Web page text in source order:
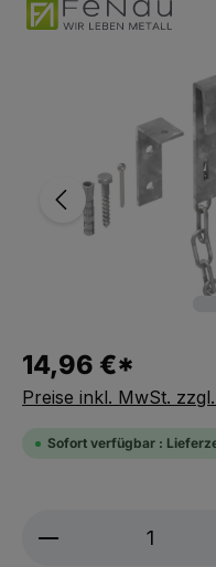
Bildergalerie
14,96 €*
Preise inkl. MwSt.
Sofort verfügbar :
Produkt